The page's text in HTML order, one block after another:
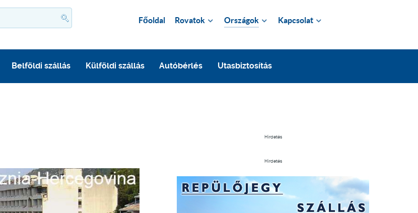
Főoldal Rovatok Országok Kapcsolat
Belföldi szállás Külföldi szállás Autóbérlés Utasbiztosítás
Hirdetés
Hirdetés